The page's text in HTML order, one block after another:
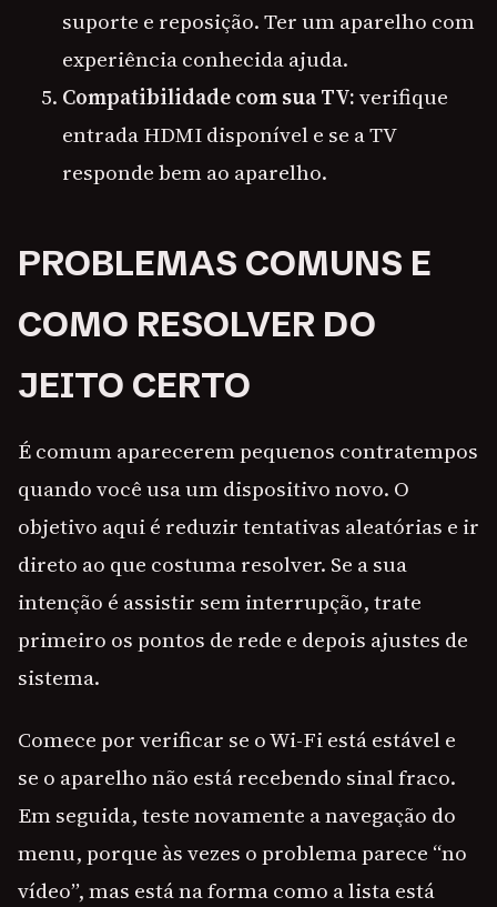
suporte e reposição. Ter um aparelho com
experiência conhecida ajuda.
Compatibilidade com sua TV:verifique
entrada HDMI disponível e se a TV
responde bem ao aparelho.
PROBLEMAS COMUNS E
COMO RESOLVER DO
JEITO CERTO
É comum aparecerem pequenos contratempos
quando você usa um dispositivo novo. O
objetivo aqui é reduzir tentativas aleatórias e ir
direto ao que costuma resolver. Se a sua
intenção é assistir sem interrupção, trate
primeiro os pontos de rede e depois ajustes de
sistema.
Comece por verificar se o Wi-Fi está estável e
se o aparelho não está recebendo sinal fraco.
Em seguida, teste novamente a navegação do
menu, porque às vezes o problema parece “no
vídeo”, mas está na forma como a lista está